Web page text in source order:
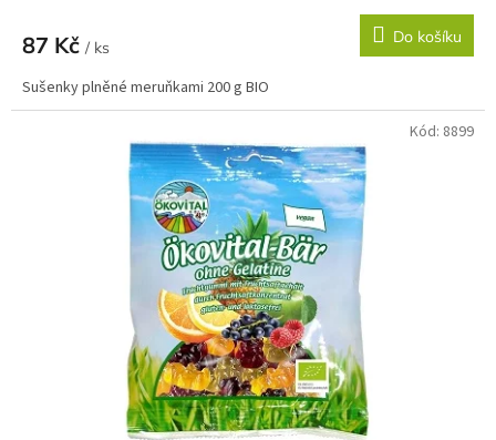
87 Kč / ks
Do košíku
Sušenky plněné meruňkami 200 g BIO
Kód: 8899